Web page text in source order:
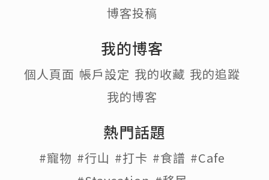
博客投稿
我的博客
個人頁面 帳戶設定 我的收藏 我的追蹤
我的博客
熱門話題
#寵物 #行山 #打卡 #食譜 #Cafe